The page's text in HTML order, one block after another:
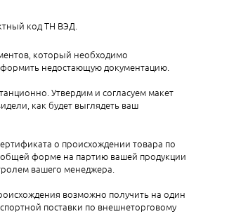
код ТН ВЭД.
который необходимо
недостающую документацию.
Утвердим и согласуем макет
как будет выглядеть ваш
о происхождении товара по
форме на партию вашей продукции
вашего менеджера.
возможно получить на один
поставки по внешнеторговому